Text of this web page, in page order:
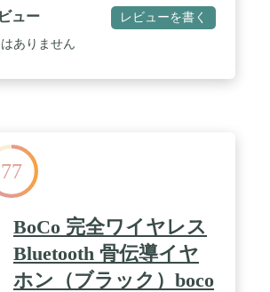
せずに聞けるので、長時間使用しても
、耳をふさがないので圧迫感を感じ
24g(リモコン除く) / 【リモコンの使
約2時間です。microUSBケーブル別
ちのMicro USB対応のAC充電器等に接
してください。 ※AC充電器は付属し
。 3:リモコン後ろにクリップ付き、服
きる。イヤホンが落ちやすい、操作・
です。 4:スライド式のアジャスタ調整
側25ｍｍ） 5:スマホに対応したリモ
きがコード部にあり、クリアな音質
ともできます。3.5mmオーディオデバ
ュー レビューを書く
ありません
77
BoCo 完全ワイヤレス
Bluetooth 骨伝導イヤ
ホン（ブラック）boco